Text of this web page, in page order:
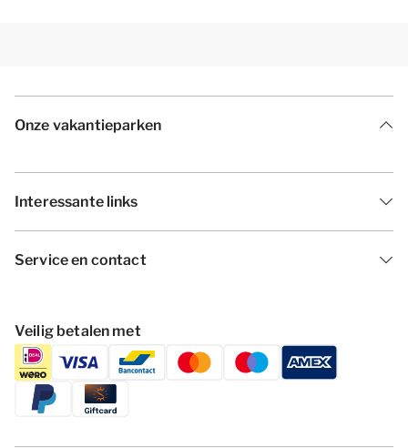
Onze vakantieparken
Interessante links
Service en contact
Veilig betalen met